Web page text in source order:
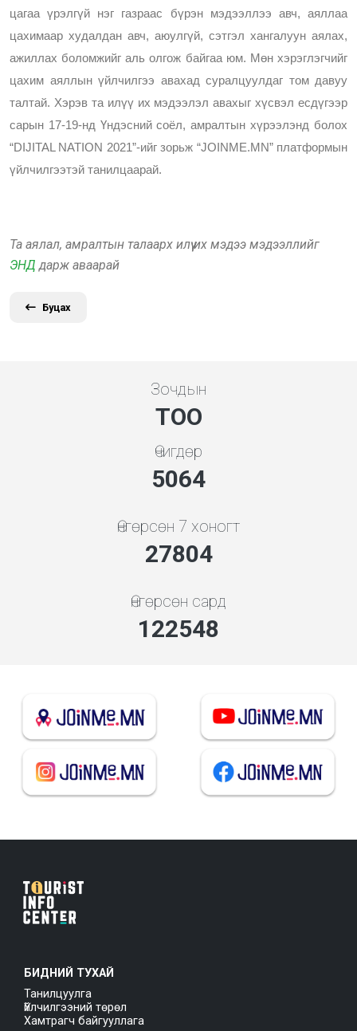
цагаа үрэлгүй нэг газраас бүрэн мэдээллээ авч, аяллаа
цахимаар худалдан авч, аюулгүй, сэтгэл хангалуун аялах,
ажиллах боломжийг аль олгож байгаа юм. Мөн хэрэглэгчийг
цахим аяллын үйлчилгээ авахад суралцуулдаг том давуу
талтай. Хэрэв та илүү их мэдээлэл авахыг хүсвэл есдүгээр
сарын 17-19-нд Үндэсний соёл, амралтын хүрээлэнд болох
“DIJITAL NATION 2021”-ийг зорьж “JOINME.MN” платформын
үйлчилгээтэй танилцаарай.
Та аялал, амралтын талаарх илүү их мэдээ мэдээллийг
ЭНД дарж аваарай
Буцах
Зочдын
ТОО
Өчигдөр
5648
Өнгөрсөн 7 хоногт
31012
Өнгөрсөн сард
136688
БИДНИЙ ТУХАЙ
Танилцуулга
Үйлчилгээний төрөл
Хамтрагч байгууллага